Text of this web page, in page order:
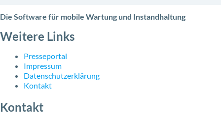
Die Software für mobile Wartung und Instandhaltung
Weitere Links
Presseportal
Impressum
Datenschutzerklärung
Kontakt
Kontakt